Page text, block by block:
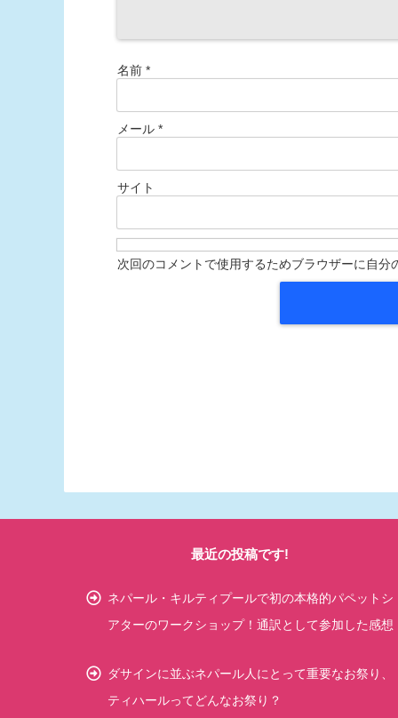
名前 *
メール *
サイト
次回のコメントで使用するためブラウザーに自
最近の投稿です!
ネパール・キルティプールで初の本格的パペットシ
アターのワークショップ！通訳として参加した感想
ダサインに並ぶネパール人にとって重要なお祭り、
ティハールってどんなお祭り？